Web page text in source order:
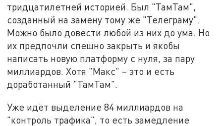
тридцатилетней историей. Был "ТамТам",
созданный на замену тому же "Телеграму".
Можно было довести любой из них до ума. Но
их предпочли спешно закрыть и якобы
написать новую платформу с нуля, за пару
миллиардов. Хотя "Макс" – это и есть
доработанный "ТамТам".
Уже идёт выделение 84 миллиардов на
"контроль трафика", то есть замедление